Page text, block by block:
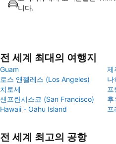
니다.
전 세계 최대의 여행지
Guam
제
로스 앤젤레스 (Los Angeles)
나
치토세
샌프란시스코 (San Francisco)
후
Hawaii - Oahu Island
전 세계 최고의 공항